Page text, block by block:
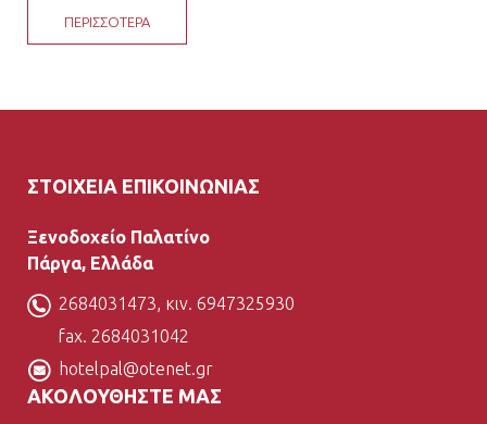
ΠΕΡΙΣΣΟΤΕΡΑ
ΣΤΟΙΧΕΙΑ ΕΠΙΚΟΙΝΩΝΙΑΣ
Ξενοδοχείο Παλατίνο
Πάργα, Ελλάδα
2684031473, κιν. 6947325930
fax. 2684031042
hotelpal@otenet.gr
ΑΚΟΛΟΥΘΗΣΤΕ ΜΑΣ